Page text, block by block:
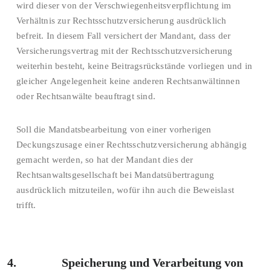
wird dieser von der Verschwiegenheitsverpflichtung im
Verhältnis zur Rechtsschutzversicherung ausdrücklich
befreit. In diesem Fall versichert der Mandant, dass der
Versicherungsvertrag mit der Rechtsschutzversicherung
weiterhin besteht, keine Beitragsrückstände vorliegen und in
gleicher Angelegenheit keine anderen Rechtsanwältinnen
oder Rechtsanwälte beauftragt sind.
Soll die Mandatsbearbeitung von einer vorherigen
Deckungszusage einer Rechtsschutzversicherung abhängig
gemacht werden, so hat der Mandant dies der
Rechtsanwaltsgesellschaft bei Mandatsübertragung
ausdrücklich mitzuteilen, wofür ihn auch die Beweislast
trifft.
4. Speicherung und Verarbeitung von